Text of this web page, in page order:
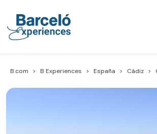
content
B.com B Experiences España Cádiz